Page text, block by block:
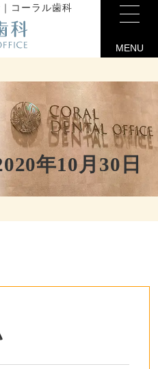
コーラル歯科
MENU
年10月30日